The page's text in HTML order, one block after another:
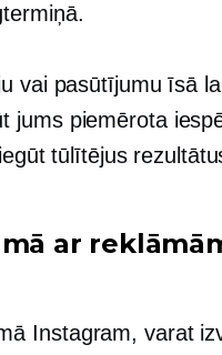
vai pasūtījumu īsā
jums piemērota
tūlītējus
ar
Instagram, varat